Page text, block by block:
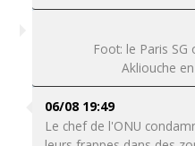
Foot: le Paris
Akliouche
06/08 19:49
Le chef de l'ONU